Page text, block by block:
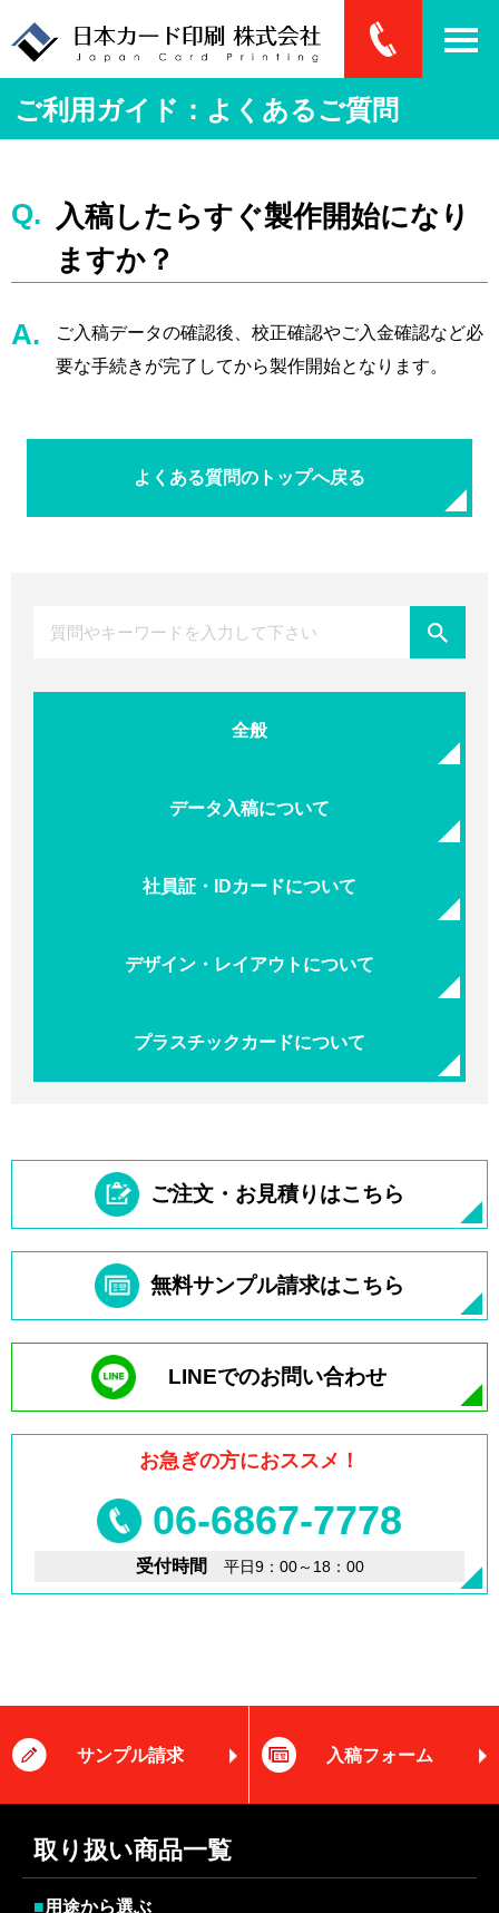
ご利用ガイド：よくあるご質問
入稿したらすぐ製作開始になり
ますか？
ご入稿データの確認後、校正確認やご入金確認など必
要な手続きが完了してから製作開始となります。
よくある質問のトップへ戻る
全般
データ入稿について
社員証・IDカードについて
デザイン・レイアウトについて
プラスチックカードについて
ご注文・お見積りはこちら
無料サンプル請求はこちら
LINEでのお問い合わせ
お急ぎの方におススメ！
06-6867-7778
受付時間 平日9：00～18：00
サンプル請求 入稿フォーム
取り扱い商品一覧
■用途から選ぶ